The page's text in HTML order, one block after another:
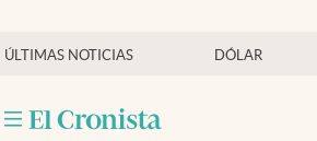
ÚLTIMAS NOTICIAS DÓLAR
Mercados Online